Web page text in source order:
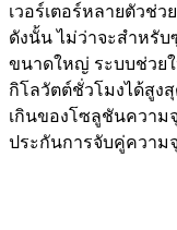
เวอร์เตอร์หลายตัวช่
ดังนั้น ไม่ว่าจะสำหรับ
ขนาดใหญ่ ระบบช่วย
กิโลวัตต์ชั่วโมงได้สู
เกินของโซลูชันความ
ประกันการจับคู่ความ